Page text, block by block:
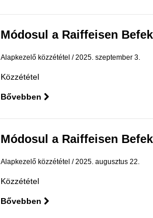
Módosul a Raiffeisen
Alapkezelő közzététel 2025. szeptember 3.
Közzététel
Bővebben
Módosul a Raiffeisen
Alapkezelő közzététel 2025. augusztus 22.
Közzététel
Bővebben